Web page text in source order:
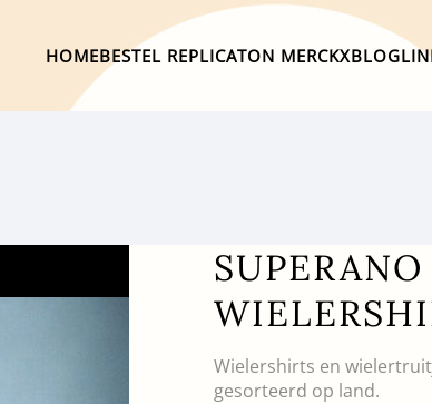
HOMEBESTEL REPLICATON MERCKXBLOG
Wielershirts en
gesorteerd op land.